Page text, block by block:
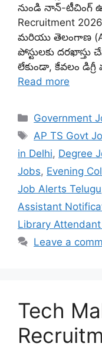
నుండి నాన్-టీచింగ్
Recruitment
మరియు తెలంగాణ
పోస్టులకు దరఖాస్తు
లేకుండా, కేవలం
Read more
Categories
Government
Tags
AP TS Govt
in Delhi, Degree
Jobs, Evening
Job Alerts Telugu
Assistant
Library
Leave a
Tech